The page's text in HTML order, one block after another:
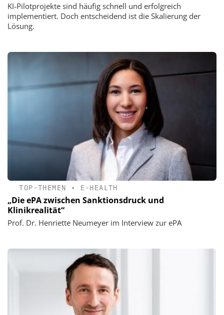
KI-Pilotprojekte sind häufig schnell und erfolgreich
implementiert. Doch entscheidend ist die Skalierung der
Lösung.
TOP-THEMEN • E-HEALTH
„Die ePA zwischen Sanktionsdruck und
Klinikrealität“
Prof. Dr. Henriette Neumeyer im Interview zur ePA